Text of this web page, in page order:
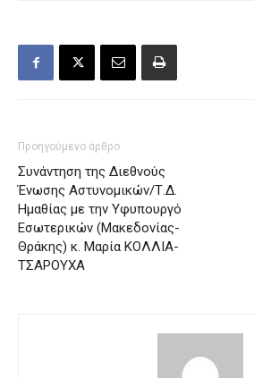
Προηγούμενο άρθρο
Συνάντηση της Διεθνούς
Ένωσης Αστυνομικών/Τ.Δ.
Ημαθίας με την Υφυπουργό
Εσωτερικών (Μακεδονίας-
Θράκης) κ. Μαρία ΚΟΛΛΙΑ-
ΤΣΑΡΟΥΧΑ